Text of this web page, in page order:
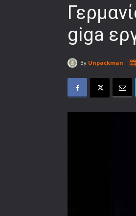
giga
By Unpackman